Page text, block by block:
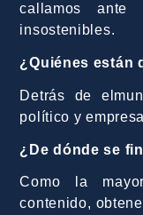
callamos ante
insostenibles.
¿Quiénes están
Detrás de
político y
¿De dónde se
Como la
contenido,